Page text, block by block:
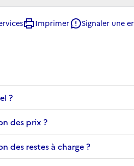
Imprimer Signaler une
?
des prix ?
des restes à charge ?